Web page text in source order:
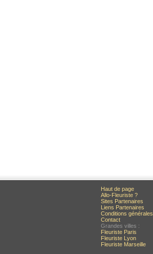
Haut de page
Allo-Fleuriste ?
Sites Partenaires
Liens Partenaires
Conditions générales
Contact
Grandes villes :
Fleuriste Paris
Fleuriste Lyon
Fleuriste Marseille